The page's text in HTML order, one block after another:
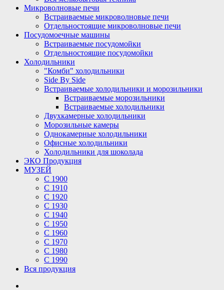
Микроволновые печи
Встраиваемые микроволновые печи
Отдельностоящие микроволновые печи
Посудомоечные машины
Встраиваемые посудомойки
Отдельностоящие посудомойки
Холодильники
"Комби" холодильники
Side By Side
Встраиваемые холодильники и морозильники
Встраиваемые морозильники
Встраиваемые холодильники
Двухкамерные холодильники
Морозильные камеры
Однокамерные холодильники
Офисные холодильники
Холодильники для шоколада
ЭКО Продукция
МУЗЕЙ
С 1900
С 1910
C 1920
С 1930
С 1940
С 1950
С 1960
С 1970
С 1980
С 1990
Вся продукция